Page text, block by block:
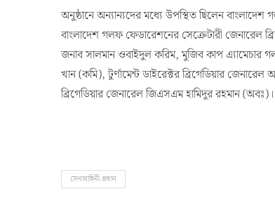
অনুষ্ঠানে অন্যান্যদের মধ্যে উপস্থিত ছিলেন
বাংলাদেশ গলফ ফেডারেশনের সেক্রেটারী জেনারেল
জনাব সালমান ওবাইদুল করিম, মুজিব কাপ এ্যামেচার
খান (কমি), টুর্ণামেন্ট ডাইরেক্টর ব্রিগেডিয়ার
ব্রিগেডিয়ার জেনারেল জিএসএম হামিদুর রহমান (অবঃ)।
সেনাবাহিনী প্রধান